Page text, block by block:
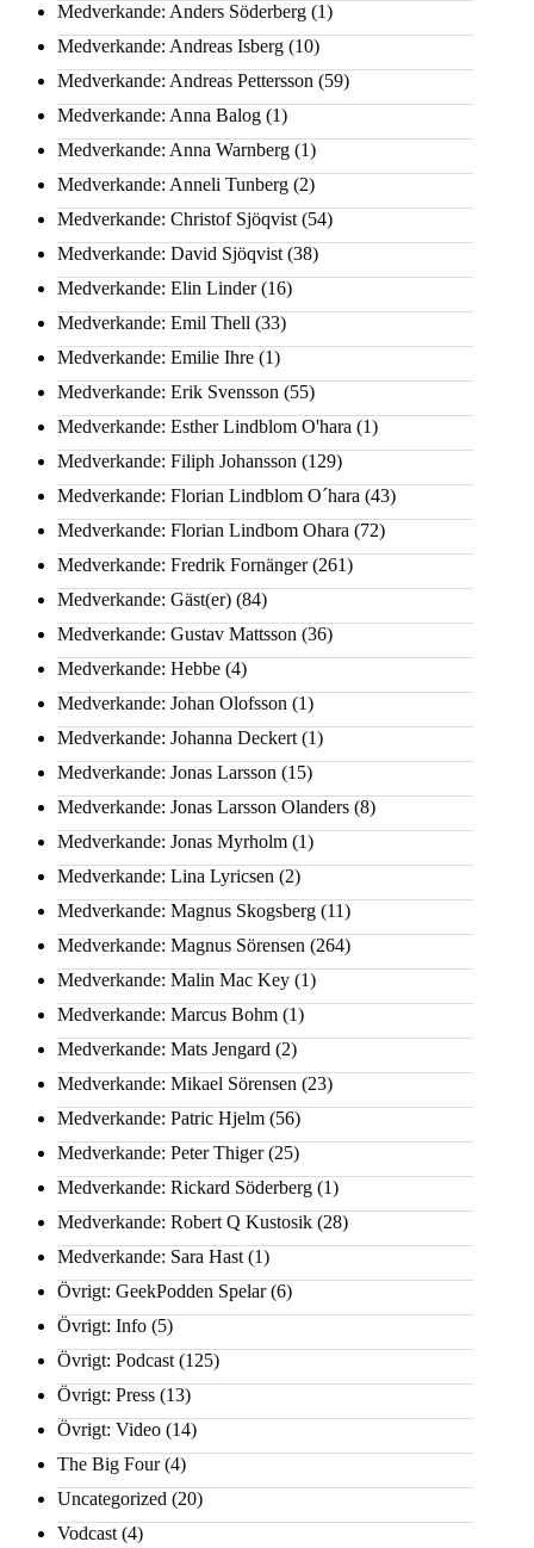
Medverkande: Anders Söderberg (1)
Medverkande: Andreas Isberg (10)
Medverkande: Andreas Pettersson (59)
Medverkande: Anna Balog (1)
Medverkande: Anna Warnberg (1)
Medverkande: Anneli Tunberg (2)
Medverkande: Christof Sjöqvist (54)
Medverkande: David Sjöqvist (38)
Medverkande: Elin Linder(16)
Medverkande: Emil Thell (33)
Medverkande: Emilie Ihre (1)
Medverkande: Erik Svensson (55)
Medverkande: Esther Lindblom O'hara (1)
Medverkande: Filiph Johansson (129)
Medverkande: Florian Lindblom O´hara (43)
Medverkande: Florian Lindbom Ohara (72)
Medverkande: Fredrik Fornänger(261)
Medverkande: Gäst(er) (84)
Medverkande: Gustav Mattsson (36)
Medverkande: Hebbe (4)
Medverkande: Johan Olofsson (1)
Medverkande: Johanna Deckert (1)
Medverkande: Jonas Larsson (15)
Medverkande: Jonas Larsson Olanders (8)
Medverkande: Jonas Myrholm (1)
Medverkande: Lina Lyricsen (2)
Medverkande: Magnus Skogsberg (11)
Medverkande: Magnus Sörensen (264)
Medverkande: Malin Mac Key (1)
Medverkande: Marcus Bohm (1)
Medverkande: Mats Jengard (2)
Medverkande: Mikael Sörensen (23)
Medverkande: Patric Hjelm (56)
Medverkande: Peter Thiger(25)
Medverkande: Rickard Söderberg (1)
Medverkande: Robert Q Kustosik (28)
Medverkande: Sara Hast (1)
Övrigt: GeekPodden Spelar(6)
Övrigt: Info (5)
Övrigt: Podcast (125)
Övrigt: Press (13)
Övrigt: Video (14)
The Big Four(4)
Uncategorized (20)
Vodcast (4)